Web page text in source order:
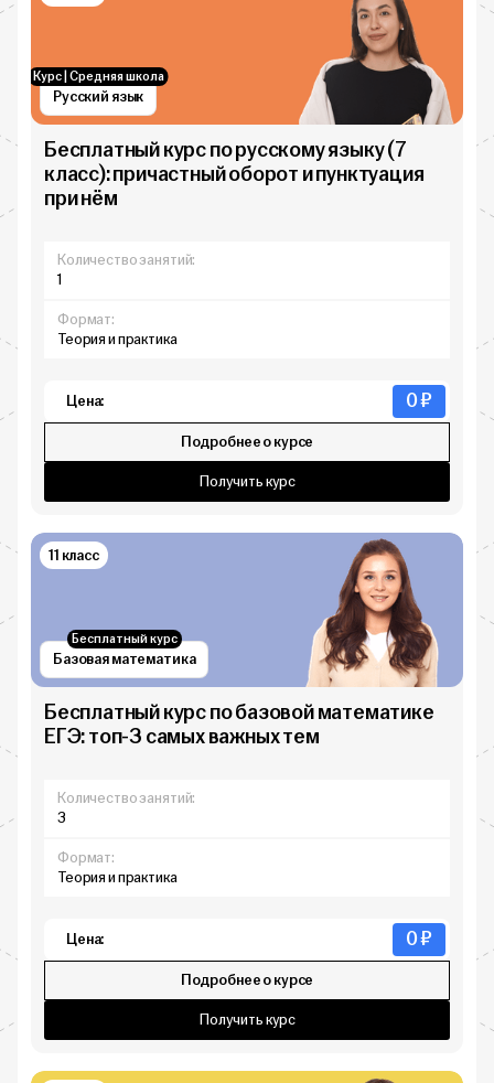
Русский язык
Курс | Средняя школа
Бесплатный курс по русскому языку (7
класс): причастный оборот и пунктуация
при нём
Количество занятий:
1
Формат:
Теория и практика
Цена: 0 ₽
Подробнее о курсе
Получить курс
Базовая математика
Бесплатный курс
11 класс
Бесплатный курс по базовой математике
ЕГЭ: топ-3 самых важных тем
Количество занятий:
3
Формат:
Теория и практика
Цена: 0 ₽
Подробнее о курсе
Получить курс